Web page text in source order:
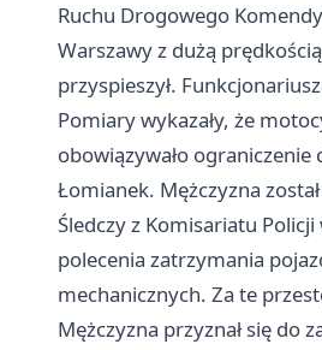
Ruchu Drogowego
Warszawy z dużą
przyspieszył.
Pomiary wykazały, że
obowiązywało
Łomianek. Mężczyzna
Śledczy z Komisariatu
polecenia zatrzymania
mechanicznych. Za te
Mężczyzna przyznał się do